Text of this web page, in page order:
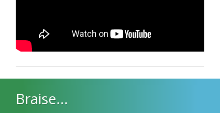
Braise…